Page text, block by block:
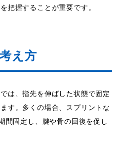
把握することが重要です。
え方
は、指先を伸ばした状態で固定
す。多くの場合、スプリントな
間固定し、腱や骨の回復を促し